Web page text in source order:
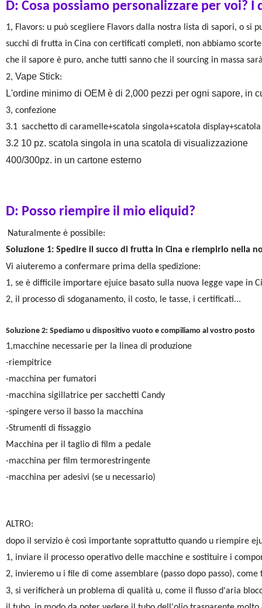
D: Cosa possiamo personalizzare per voi?
1, Flavors: u può scegliere Flavors dalla nostra lista di sapori, o
succhi di frutta in Cina con certificati completi, non abbiamo
che il sapore è puro, anche tutti sanno che il sourcing in massa
2, Vape Stick:
L'ordine minimo di OEM è di 2,000 pezzi per ogni sapore, in
3, confezione
3.1 sacchetto di caramelle+scatola singola+scatola
3.2 10 pz. scatola singola in una scatola di visualizzazione
400/300pz. in un cartone esterno
D: Posso riempire il mio eliquid?
Naturalmenteè possibile:
Soluzione 1: Spedire il succo di frutta in Cina e riempirlo nella
Vi aiuteremo a confermareprima della spedizione:
1, se è difficile importare ejuice basato sulla nuova legge vape in
2, il processo di sdoganamento, il costo, le tasse, i certificati...
Soluzione 2: Spediamo u dispositivo vuoto e compiliamo al vostro posto
1,macchine necessarie per la linea di produzione
-riempitrice
-macchina per fumatori
-macchina sigillatrice per sacchetti Candy
-spingere verso il basso la macchina
-Strumenti di fissaggio
Macchina per il taglio di film a pedale
-macchina per film termorestringente
-macchina per adesivi (se u necessario)
ALTRO:
dopo il servizio è così importante soprattuttoquando u riempire
1, inviare il processo operativo delle macchine e sostituire i
2, invieremo u i file di come assemblare (passo dopo passo),
3, si verificherà un problema di qualità u, come il flusso d'aria